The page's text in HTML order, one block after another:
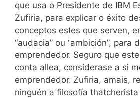
que usa o Presidente de IBM
Zufiria, para explicar o éxito
conceptos estes que serven,
“audacia” ou “ambición”, para
emprendedor. Seguro que
conta allea, considerase a si
emprendedor. Zufiria, amais,
ninguén a filosofía